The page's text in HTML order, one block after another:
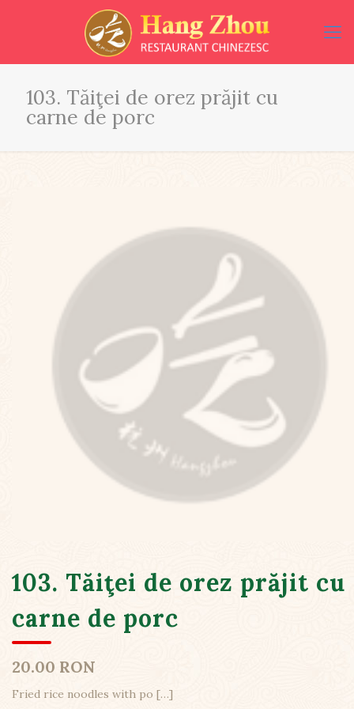
103. Tăiţei de orez prăjit cu
carne de porc
103. Tăiţei de orez prăjit cu
carne de porc
20.00 RON
Fried rice noodles with po […]